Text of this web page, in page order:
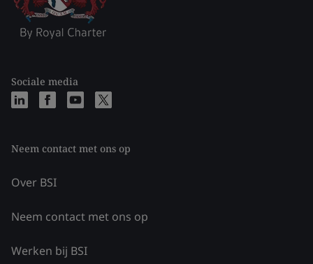
Sociale media
Neem contact met ons op
Over BSI
Neem contact met ons op
Werken bij BSI